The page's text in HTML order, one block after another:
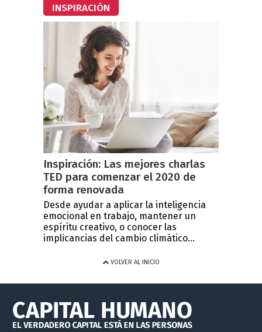
INSPIRACIÓN
Inspiración: Las mejores charlas
TED para comenzar el 2020 de
forma renovada
Desde ayudar a aplicar la inteligencia
emocional en trabajo, mantener un
espíritu creativo, o conocer las
implicancias del cambio climático...
VOLVER AL INICIO